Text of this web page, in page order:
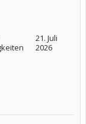
21. Juli
2026